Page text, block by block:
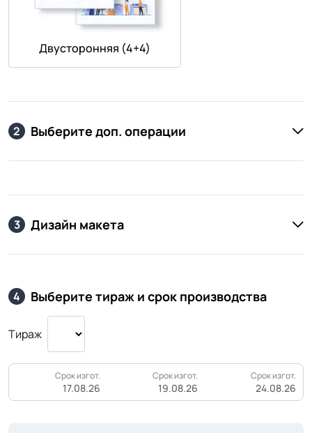
Двусторонняя (4+4)
2 Выберите доп. операции
3 Дизайн макета
4 Выберите тираж и срок производства
Тираж
Срок изгот.
17.08.26
Срок изгот.
19.08.26
Срок изгот.
24.08.26